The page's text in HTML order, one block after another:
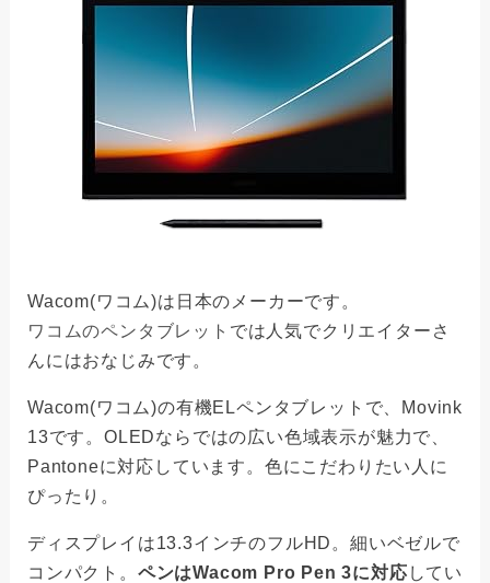
Wacom(ワコム)は日本のメーカーです。
ワコムのペンタブレット では人気でクリエイターさ
んにはおなじみです。
Wacom(ワコム)の有機ELペンタブレットで、Movink
13です。OLEDならではの広い色域表示が魅力で、
Pantoneに対応しています。色にこだわりたい人に
ぴったり。
ディスプレイは13.3インチのフルHD。細いベゼルで
コンパクト。 ペンはWacom Pro Pen 3に対応 してい